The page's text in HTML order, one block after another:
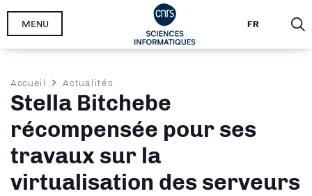
Aller
FR
MENU
Fil
d'Ariane
Accueil Actualités
Stella Bitchebe
récompensée pour ses
travaux sur la
virtualisation des serveurs